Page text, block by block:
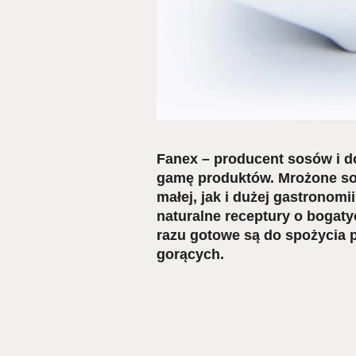
Fanex – producent sosów i
gamę produktów. Mrożone
małej, jak i dużej
naturalne receptury o
razu gotowe są do spożycia
gorących.